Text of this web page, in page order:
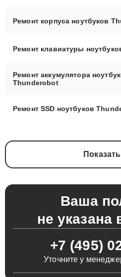
Ремонт корпуса ноутбуков
Ремонт клавиатуры
Ремонт аккумулятора
Thunderobot
Ремонт SSD ноутбуков
Ваша
не указана
+7 (495)
Уточните у